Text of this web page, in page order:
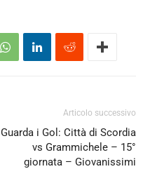
Articolo successivo
Guarda i Gol: Città di Scordia
vs Grammichele – 15°
giornata – Giovanissimi